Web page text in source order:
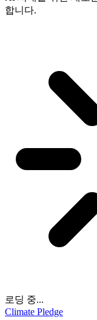
합니다.
로딩 중...
Climate Pledge